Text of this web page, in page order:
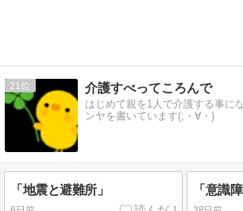
21 介護すべってころんで
はじめて親を1人で介護する事に
ンヤを書いています(;・∀・)
「地震と避難所」 「意識